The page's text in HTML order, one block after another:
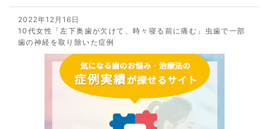
2022年12月16日
10代女性「左下奥歯が欠けて、時々寝る前に痛む」虫歯で一部
歯の神経を取り除いた症例